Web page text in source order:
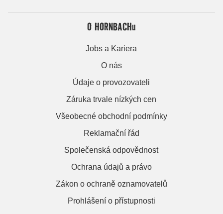
O HORNBACHu
Jobs a Kariera
O nás
Údaje o provozovateli
Záruka trvale nízkých cen
Všeobecné obchodní podmínky
Reklamační řád
Společenská odpovědnost
Ochrana údajů a právo
Zákon o ochraně oznamovatelů
Prohlášení o přístupnosti